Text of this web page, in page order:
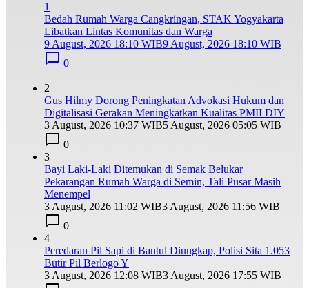
1
Bedah Rumah Warga Cangkringan, STAK Yogyakarta
Libatkan Lintas Komunitas dan Warga
9 August, 2026 18:10 WIB9 August, 2026 18:10 WIB
0
2
Gus Hilmy Dorong Peningkatan Advokasi Hukum dan
Digitalisasi Gerakan Meningkatkan Kualitas PMII DIY
3 August, 2026 10:37 WIB5 August, 2026 05:05 WIB
0
3
Bayi Laki-Laki Ditemukan di Semak Belukar
Pekarangan Rumah Warga di Semin, Tali Pusar Masih
Menempel
3 August, 2026 11:02 WIB3 August, 2026 11:56 WIB
0
4
Peredaran Pil Sapi di Bantul Diungkap, Polisi Sita 1.053
Butir Pil Berlogo Y
3 August, 2026 12:08 WIB3 August, 2026 17:55 WIB